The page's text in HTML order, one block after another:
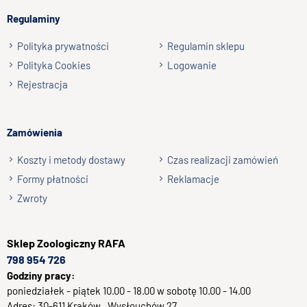
Wyślij opinię
Regulaminy
Polityka prywatności
Regulamin sklepu
Polityka Cookies
Logowanie
Rejestracja
Zamówienia
Koszty i metody dostawy
Czas realizacji zamówień
Formy płatności
Reklamacje
Zwroty
SklepZoologiczny RAFA
798 954 726
Godziny pracy:
poniedziałek - piątek 10.00 - 18.00 w sobotę 10.00 - 14.00